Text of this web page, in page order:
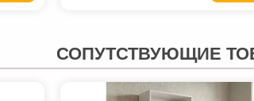
СОПУТСТВУЮЩИЕ